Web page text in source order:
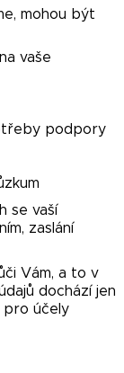
mohou být
vaše
podpory
se vaší
zaslání
Vám, a to v
dochází jen
pro účely